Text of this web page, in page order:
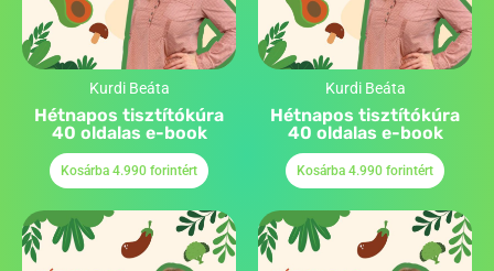
Kurdi Beáta
Hétnapos tisztítókúra
40 oldalas e-book
Kosárba 4.990 forintért
Kurdi Beáta
Hétnapos tisztítókúra
40 oldalas e-book
Kosárba 4.990 forintért